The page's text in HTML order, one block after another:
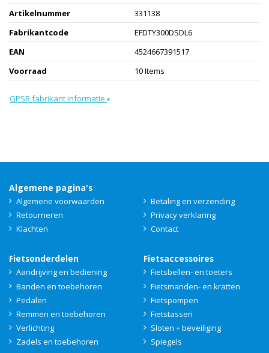
Artikelnummer
331138
Fabrikantcode
EFDTY300DSDL6
EAN
4524667391517
Voorraad
10 Items
GPSR fabrikant informatie ▾
Algemene pagina's
Algemene voorwaarden
Betaling en verzending
Retourneren
Privacy verklaring
Klachten
Contact
Fietsonderdelen
Aandrijving en bediening
Banden en toebehoren
Pedalen
Remmen en toebehoren
Verlichting
Zadels en toebehoren
Fietsaccessoires
Fietsbellen- en toeters
Fietsmanden- en kratten
Fietspompen
Fietstassen
Sloten + beveiliging
Spiegels